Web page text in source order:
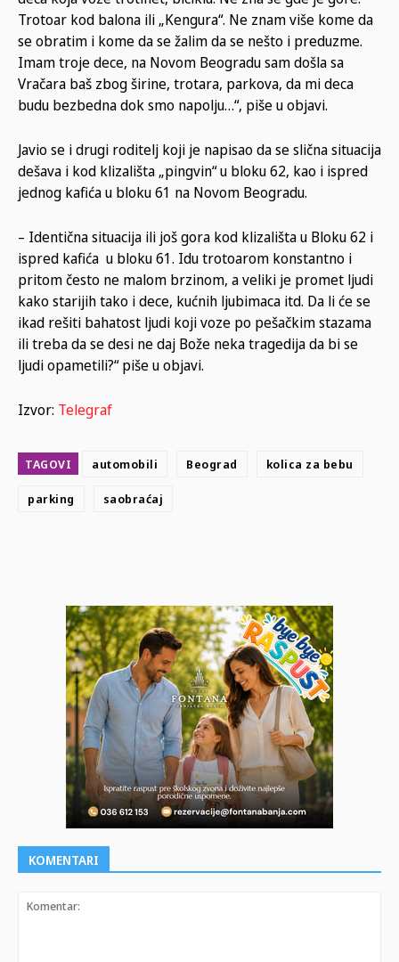
Trotoar kod balona ili „Kengura“. Ne znam više kome da
se obratim i kome da se žalim da se nešto i preduzme.
Imam troje dece, na Novom Beogradu sam došla sa
Vračara baš zbog širine, trotara, parkova, da mi deca
budu bezbedna dok smo napolju…“, piše u objavi.
Javio se i drugi roditelj koji je napisao da se slična situacija
dešava i kod klizališta „pingvin“ u bloku 62, kao i ispred
jednog kafića u bloku 61 na Novom Beogradu.
– Identična situacija ili još gora kod klizališta u Bloku 62 i
ispred kafića u bloku 61. Idu trotoarom konstantno i
pritom često ne malom brzinom, a veliki je promet ljudi
kako starijih tako i dece, kućnih ljubimaca itd. Da li će se
ikad rešiti bahatost ljudi koji voze po pešačkim stazama
ili treba da se desi ne daj Bože neka tragedija da bi se
ljudi opametili?“ piše u objavi.
Izvor: Telegraf
TAGOVI automobili Beograd kolica za bebu
parking saobraćaj
KOMENTARI